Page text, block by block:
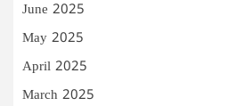
June 2025
May 2025
April 2025
March 2025